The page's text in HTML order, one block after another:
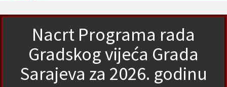
Nacrt Programa rada
Gradskog vijeća Grada
Sarajeva za 2026. godinu